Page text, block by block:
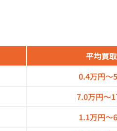
平均買
0.4万円～
7.0万円～
1.1万円～